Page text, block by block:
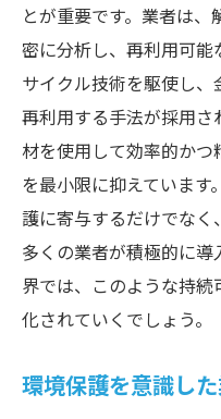
とが重要です。業者は
密に分析し、再利用可能
サイクル技術を駆使し、
再利用する手法が採用さ
材を使用して効率的か
を最小限に抑えています
護に寄与するだけでなく
多くの業者が積極的に導
界では、このような持
化されていくでしょう。
環境保護を意識し